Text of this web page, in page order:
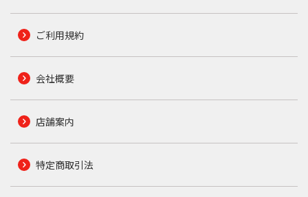
ご利用規約
会社概要
店舗案内
特定商取引法